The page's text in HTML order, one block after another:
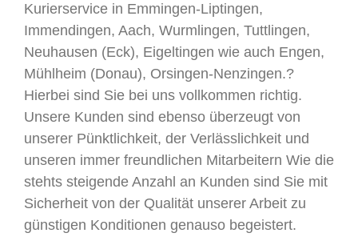
Kurierservice in Emmingen-Liptingen,
Immendingen, Aach, Wurmlingen, Tuttlingen,
Neuhausen (Eck), Eigeltingen wie auch Engen,
Mühlheim (Donau), Orsingen-Nenzingen.?
Hierbei sind Sie bei uns vollkommen richtig.
Unsere Kunden sind ebenso überzeugt von
unserer Pünktlichkeit, der Verlässlichkeit und
unseren immer freundlichen Mitarbeitern Wie die
stehts steigende Anzahl an Kunden sind Sie mit
Sicherheit von der Qualität unserer Arbeit zu
günstigen Konditionen genauso begeistert.